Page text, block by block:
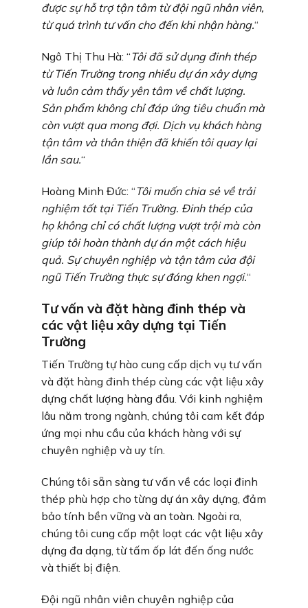
được sự hỗ trợ tận tâm từ đội ngũ nhân viên,
từ quá trình tư vấn cho đến khi nhận hàng.“
Ngô Thị Thu Hà: “Tôi đã sử dụng đinh thép
từ Tiến Trường trong nhiều dự án xây dựng
và luôn cảm thấy yên tâm về chất lượng.
Sản phẩm không chỉ đáp ứng tiêu chuẩn mà
còn vượt qua mong đợi. Dịch vụ khách hàng
tận tâm và thân thiện đã khiến tôi quay lại
lần sau.“
Hoàng Minh Đức: “Tôi muốn chia sẻ về trải
nghiệm tốt tại Tiến Trường. Đinh thép của
họ không chỉ có chất lượng vượt trội mà còn
giúp tôi hoàn thành dự án một cách hiệu
quả. Sự chuyên nghiệp và tận tâm của đội
ngũ Tiến Trường thực sự đáng khen ngợi.“
Tư vấn và đặt hàng đinh thép và
các vật liệu xây dựng tại Tiến
Trường
Tiến Trường tự hào cung cấp dịch vụ tư vấn
và đặt hàng đinh thép cùng các vật liệu xây
dựng chất lượng hàng đầu. Với kinh nghiệm
lâu năm trong ngành, chúng tôi cam kết đáp
ứng mọi nhu cầu của khách hàng với sự
chuyên nghiệp và uy tín.
Chúng tôi sẵn sàng tư vấn về các loại đinh
thép phù hợp cho từng dự án xây dựng, đảm
bảo tính bền vững và an toàn. Ngoài ra,
chúng tôi cung cấp một loạt các vật liệu xây
dựng đa dạng, từ tấm ốp lát đến ống nước
và thiết bị điện.
Đội ngũ nhân viên chuyên nghiệp của